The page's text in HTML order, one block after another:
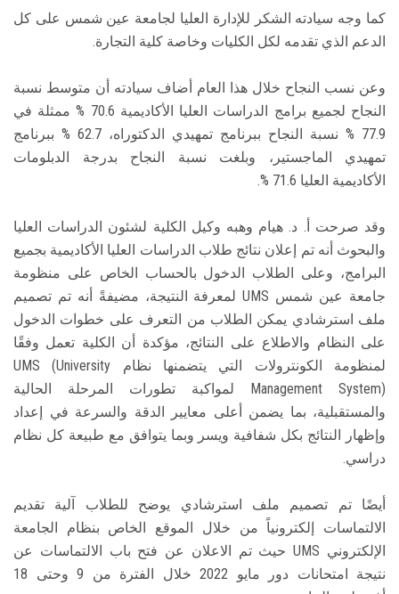
كما وجه سيادته الشكر للإدارة العليا لجامعة عين شمس على كل
الدعم الذي تقدمه لكل الكليات وخاصة كلية التجارة.
وعن نسب النجاح خلال هذا العام أضاف سيادته أن متوسط نسبة
النجاح لجميع برامج الدراسات العليا الأكاديمية 70.6 % ممثلة في
77.9 % نسبة النجاح ببرنامج تمهيدي الدكتوراه، 62.7 % ببرنامج
تمهيدي الماجستير، وبلغت نسبة النجاح بدرجة الدبلومات
الأكاديمية العليا 71.6 %.
وقد صرحت أ. د. هيام وهبه وكيل الكلية لشئون الدراسات العليا
والبحوث أنه تم إعلان نتائج طلاب الدراسات العليا الأكاديمية بجميع
البرامج، وعلى الطلاب الدخول بالحساب الخاص على منظومة
جامعة عين شمس UMS لمعرفة النتيجة، مضيفةً أنه تم تصميم
ملف استرشادي يمكن الطلاب من التعرف على خطوات الدخول
على النظام والاطلاع على النتائج، مؤكدة أن الكلية تعمل وفقًا
لمنظومة الكونترولات التي يتضمنها نظام UMS (University
Management System) لمواكبة تطورات المرحلة الحالية
والمستقبلية، بما يضمن أعلى معايير الدقة والسرعة في إعداد
وإظهار النتائج بكل شفافية ويسر وبما يتوافق مع طبيعة كل نظام
دراسي.
أيضًا تم تصميم ملف استرشادي يوضح للطلاب آلية تقديم
الالتماسات إلكترونياً من خلال الموقع الخاص بنظام الجامعة
الإلكتروني UMS حيث تم الاعلان عن فتح باب الالتماسات عن
نتيجة امتحانات دور مايو 2022 خلال الفترة من 9 وحتى 18